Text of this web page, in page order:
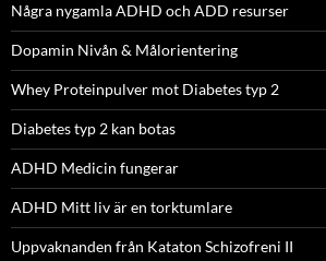
Några nygamla ADHD och ADD resurser
Dopamin Nivån & Målorientering
Whey Proteinpulver mot Diabetes typ 2
Diabetes typ 2 kan botas
ADHD Medicin fungerar
ADHD Mitt liv är en torktumlare
Uppvaknanden från Kataton Schizofreni II